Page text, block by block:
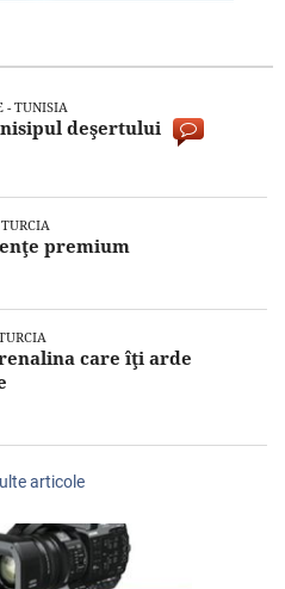
- TUNISIA
deşertului
premium
care îţi arde
articole